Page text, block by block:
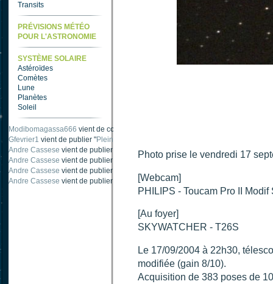
Transits
PRÉVISIONS MÉTÉO
POUR L'ASTRONOMIE
SYSTÈME SOLAIRE
Astéroïdes
Comètes
Lune
Planètes
Soleil
Modibomagassa666 vient de commenter "
Gfevrier1 vient de publier "Pleine Lune - 9 Aout 205
Andre Cassese vient de publier "
Tache solaire 18 juin 2021 lunette 120 mm
Andre Cassese vient de publier "
Tache solaire 21 juin 2021 lunette halpha 120
Andre Cassese vient de publier "
Andre Cassese vient de publier " Protuberance explosive 9 juin 2021 lunette
Photo prise le vendredi 17
[Webcam]
PHILIPS - Toucam Pro II Modif
[Au foyer]
SKYWATCHER - T26S
Le 17/09/2004 à 22h30,
modifiée (gain 8/10).
Acquisition de 383 poses de